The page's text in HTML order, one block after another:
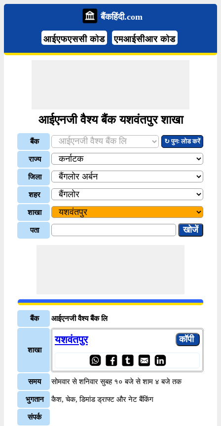
बैंकहिंदी.com
आईएफएससी कोड एमआईसीआर कोड
आईएनजी वैश्य बैंक यशवंतपुर शाखा
बैंक ↻ पुनः लोड करें
राज्य
जिला
शहर
शाखा
पता
बैंक आईएनजी वैश्य बैंक लि
शाखा
यशवंतपुर
समय सोमवार से शनिवार सुबह १० बजे से शाम ४ बजे तक
भुगतान कैश, चेक, डिमांड ड्राफ्ट और नेट बैंकिंग
संपर्क